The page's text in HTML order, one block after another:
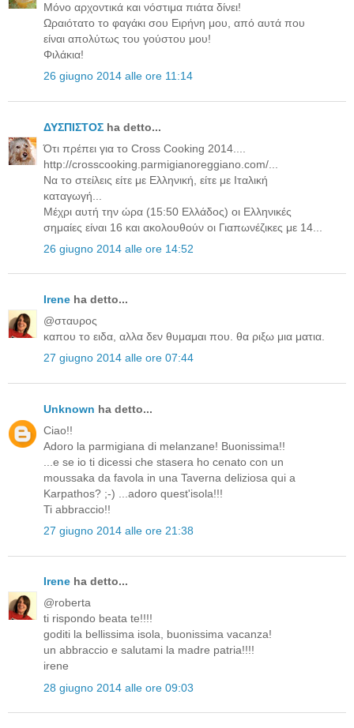
Μόνο αρχοντικά και νόστιμα πιάτα δίνει!
Ωραιότατο το φαγάκι σου Ειρήνη μου, από αυτά που
είναι απολύτως του γούστου μου!
Φιλάκια!
26 giugno 2014 alle ore 11:14
ΔΥΣΠΙΣΤΟΣ ha detto...
Ότι πρέπει για το Cross Cooking 2014....
http://crosscooking.parmigianoreggiano.com/...
Να το στείλεις είτε με Ελληνική, είτε με Ιταλική
καταγωγή...
Μέχρι αυτή την ώρα (15:50 Ελλάδος) οι Ελληνικές
σημαίες είναι 16 και ακολουθούν οι Γιαπωνέζικες με 14...
26 giugno 2014 alle ore 14:52
Irene ha detto...
@σταυρος
καπου το ειδα, αλλα δεν θυμαμαι που. θα ριξω μια ματια.
27 giugno 2014 alle ore 07:44
Unknown ha detto...
Ciao!!
Adoro la parmigiana di melanzane! Buonissima!!
...e se io ti dicessi che stasera ho cenato con un
moussaka da favola in una Taverna deliziosa qui a
Karpathos? ;-) ...adoro quest'isola!!!
Ti abbraccio!!
27 giugno 2014 alle ore 21:38
Irene ha detto...
@roberta
ti rispondo beata te!!!!
goditi la bellissima isola, buonissima vacanza!
un abbraccio e salutami la madre patria!!!!
irene
28 giugno 2014 alle ore 09:03